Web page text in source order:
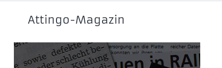
Attingo-Magazin